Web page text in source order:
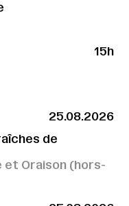
15h
25.08.2026
de
et Oraison (hors-